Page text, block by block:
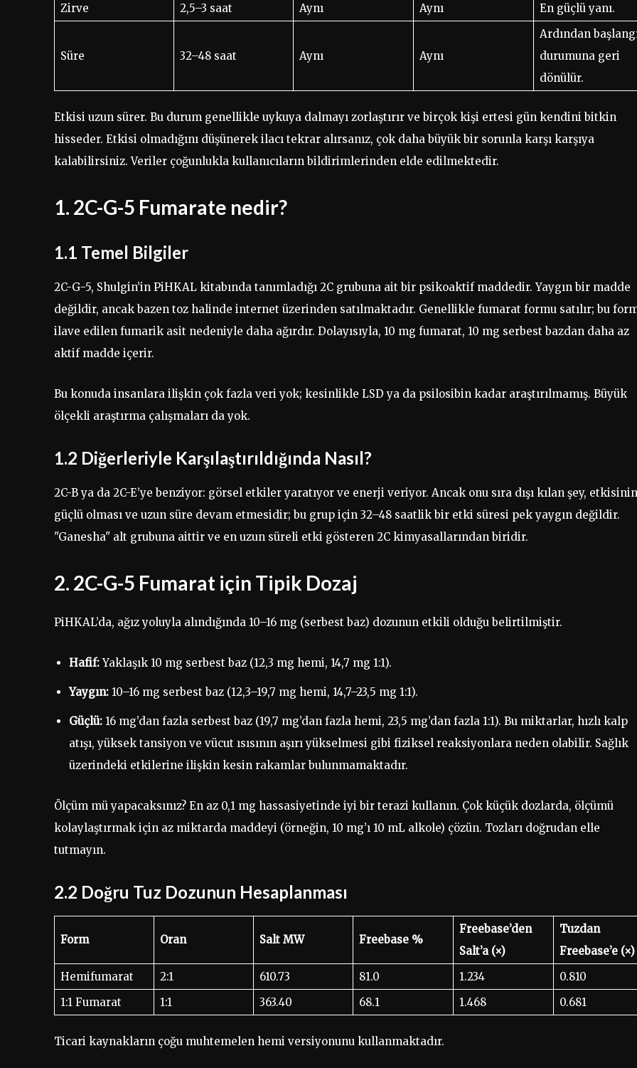
Zirve
2,5–3 saat Aynı Aynı En güçlü yanı.
Süre 32–48 saat Aynı Aynı
Ardından
durumuna geri
dönülür.
Etkisi uzun sürer. Bu durum genellikle uykuya dalmayı zorlaştırır ve birçok kişi ertesi gün kendini bitkin
hisseder. Etkisi olmadığını düşünerek ilacı tekrar alırsanız, çok daha büyük bir sorunla karşı karşıya
kalabilirsiniz. Veriler çoğunlukla kullanıcıların bildirimlerinden elde edilmektedir.
1. 2C-G-5 Fumarate nedir?
1.1 Temel Bilgiler
2C-G-5, Shulgin’in PiHKAL kitabında tanımladığı 2C grubuna ait bir psikoaktif maddedir. Yaygın bir madde
değildir, ancak bazen toz halinde internet üzerinden satılmaktadır. Genellikle fumarat formu satılır; bu
ilave edilen fumarik asit nedeniyle daha ağırdır. Dolayısıyla, 10 mg fumarat, 10 mg serbest bazdan daha az
aktif madde içerir.
Bu konuda insanlara ilişkin çok fazla veri yok; kesinlikle LSD ya da psilosibin kadar araştırılmamış. Büyük
ölçekli araştırma çalışmaları da yok.
1.2 Diğerleriyle Karşılaştırıldığında Nasıl?
2C-B ya da 2C-E’ye benziyor: görsel etkiler yaratıyor ve enerji veriyor. Ancak onu sıra dışı kılan şey, etkisinin
güçlü olması ve uzun süre devam etmesidir; bu grup için 32–48 saatlik bir etki süresi pek yaygın değildir.
"Ganesha" alt grubuna aittir ve en uzun süreli etki gösteren 2C kimyasallarından biridir.
2. 2C-G-5 Fumarat için Tipik Dozaj
PiHKAL’da, ağız yoluyla alındığında 10–16 mg (serbest baz) dozunun etkili olduğu belirtilmiştir.
Hafif:Yaklaşık 10 mg serbest baz (12,3 mg hemi, 14,7 mg 1:1).
Yaygın: 10–16 mg serbest baz (12,3–19,7 mg hemi, 14,7–23,5 mg 1:1).
Güçlü: 16 mg’dan fazla serbest baz (19,7 mg’dan fazla hemi, 23,5 mg’dan fazla 1:1). Bu miktarlar, hızlı kalp
atışı, yüksek tansiyon ve vücut ısısının aşırı yükselmesi gibi fiziksel reaksiyonlara neden olabilir. Sağlık
üzerindeki etkilerine ilişkin kesin rakamlar bulunmamaktadır.
Ölçüm mü yapacaksınız? En az 0,1 mg hassasiyetinde iyi bir terazi kullanın. Çok küçük dozlarda, ölçümü
kolaylaştırmak için az miktarda maddeyi (örneğin, 10 mg’ı 10 mL alkole) çözün. Tozları doğrudan elle
tutmayın.
2.2 Doğru Tuz Dozunun Hesaplanması
Form Oran Salt MW Freebase %
Freebase’den
Salt’a (×)
Tuzdan
Freebase’e (×)
Hemifumarat
2:1 610.73 81.0 1.234
0.810
1:1 Fumarat
1:1 363.40 68.1 1.468 0.681
Ticari kaynakların çoğu muhtemelen hemi versiyonunu kullanmaktadır.